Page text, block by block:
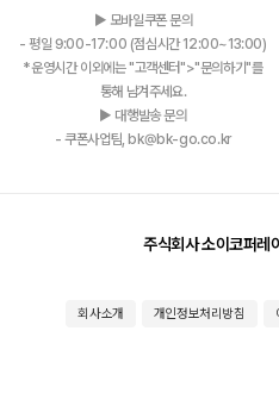
▶ 모바일쿠폰 문의
- 평일 9:00-17:00 (점심시간 12:00~13:00)
*운영시간 이외에는 "고객센터">"문의하기"를
통해 남겨주세요.
▶ 대행발송 문의
- 쿠폰사업팀, bk@bk-go.co.kr
주식회사 소이코퍼레
회사소개 개인정보처리방침